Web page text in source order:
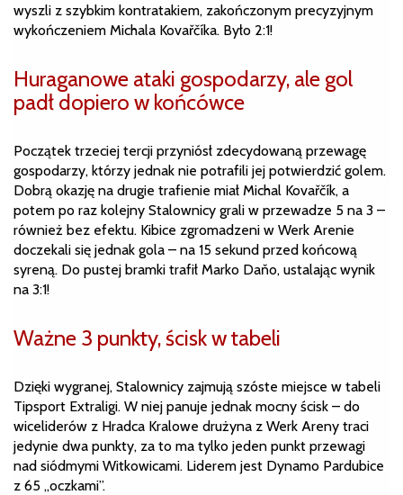
wyszli z szybkim kontratakiem, zakończonym precyzyjnym
wykończeniem Michala Kovařčíka. Było 2:1!
Huraganowe ataki gospodarzy, ale gol
padł dopiero w końcówce
Początek trzeciej tercji przyniósł zdecydowaną przewagę
gospodarzy, którzy jednak nie potrafili jej potwierdzić golem.
Dobrą okazję na drugie trafienie miał Michal Kovařčík, a
potem po raz kolejny Stalownicy grali w przewadze 5 na 3 –
również bez efektu. Kibice zgromadzeni w Werk Arenie
doczekali się jednak gola – na 15 sekund przed końcową
syreną. Do pustej bramki trafił Marko Daňo, ustalając wynik
na 3:1!
Ważne 3 punkty, ścisk w tabeli
Dzięki wygranej, Stalownicy zajmują szóste miejsce w tabeli
Tipsport Extraligi. W niej panuje jednak mocny ścisk – do
wiceliderów z Hradca Kralowe drużyna z Werk Areny traci
jedynie dwa punkty, za to ma tylko jeden punkt przewagi
nad siódmymi Witkowicami. Liderem jest Dynamo Pardubice
z 65 „oczkami”.